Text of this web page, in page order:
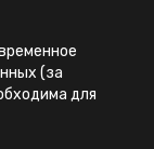
(за
для